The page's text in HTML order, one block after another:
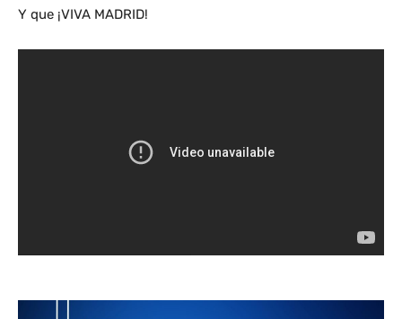
Y que ¡VIVA MADRID!